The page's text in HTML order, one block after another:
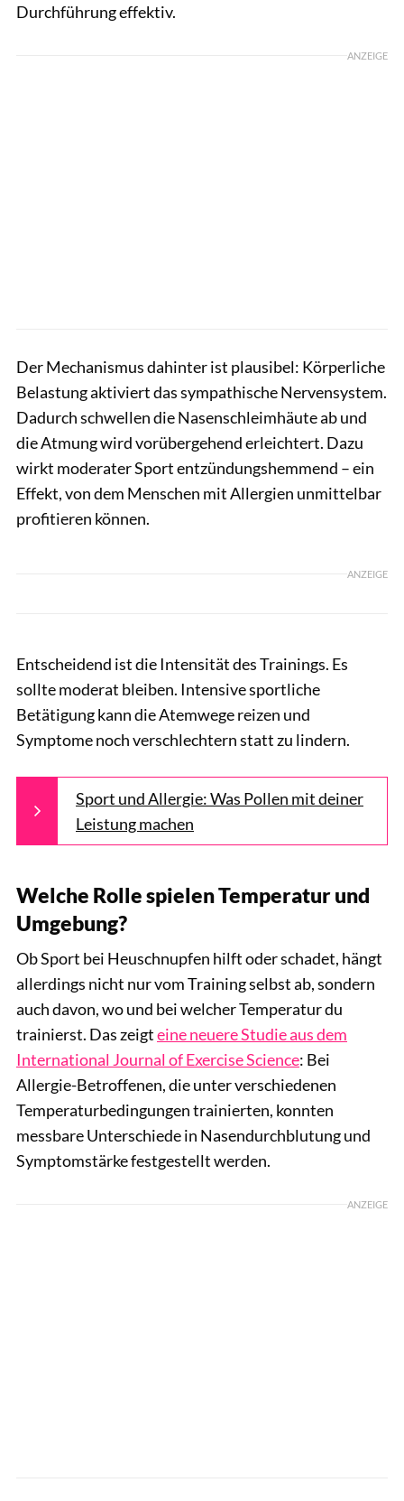
Durchführung effektiv.
ANZEIGE
Der Mechanismus dahinter ist plausibel: Körperliche
Belastung aktiviert das sympathische Nervensystem.
Dadurch schwellen die Nasenschleimhäute ab und
die Atmung wird vorübergehend erleichtert. Dazu
wirkt moderater Sport entzündungshemmend – ein
Effekt, von dem Menschen mit Allergien unmittelbar
profitieren können.
ANZEIGE
Entscheidend ist die Intensität des Trainings. Es
sollte moderat bleiben. Intensive sportliche
Betätigung kann die Atemwege reizen und
Symptome noch verschlechtern statt zu lindern.
Sport und Allergie: Was Pollen mit deiner
Leistung machen
Welche Rolle spielen Temperatur und
Umgebung?
Ob Sport bei Heuschnupfen hilft oder schadet, hängt
allerdings nicht nur vom Training selbst ab, sondern
auch davon, wo und bei welcher Temperatur du
trainierst. Das zeigteine neuere Studie aus dem
International Journal of Exercise Science: Bei
Allergie-Betroffenen, die unter verschiedenen
Temperaturbedingungen trainierten, konnten
messbare Unterschiede in Nasendurchblutung und
Symptomstärke festgestellt werden.
ANZEIGE